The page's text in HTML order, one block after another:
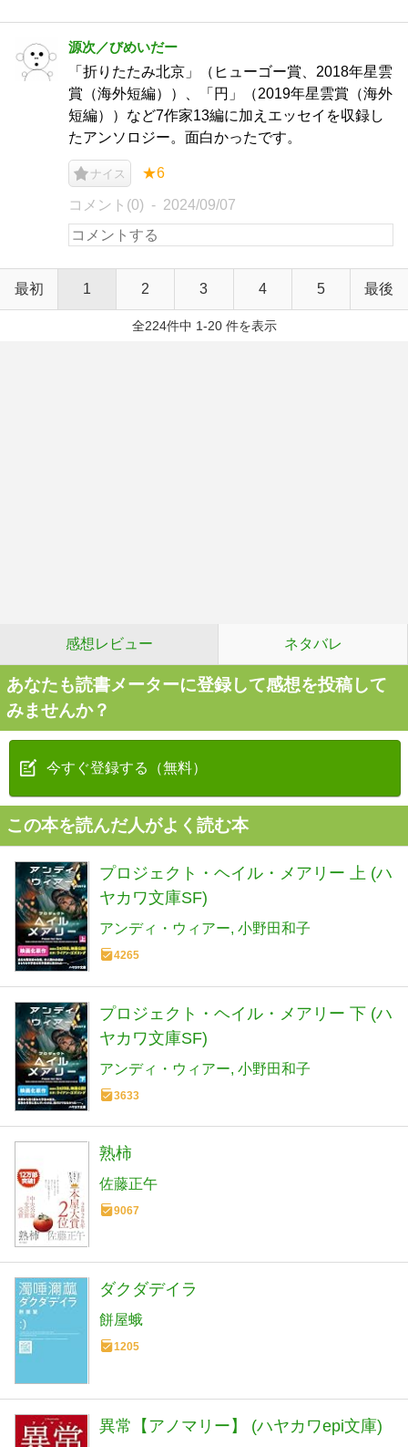
源次／びめいだー
「折りたたみ北京」（ヒューゴー賞、2018年星雲
賞（海外短編））、「円」（2019年星雲賞（海外
短編））など7作家13編に加えエッセイを収録し
たアンソロジー。面白かったです。
ナイス ★6
コメント(0) 2024/09/07
最初 1 2 3 4 5 最後
全224件中 1-20 件を表示
感想レビュー ネタバレ
あなたも読書メーターに登録して感想を投稿して
みませんか？
今すぐ登録する（無料）
この本を読んだ人がよく読む本
プロジェクト・ヘイル・メアリー 上 (ハ
ヤカワ文庫SF)
アンディ・ウィアー 小野田和子
4265
プロジェクト・ヘイル・メアリー 下 (ハ
ヤカワ文庫SF)
アンディ・ウィアー 小野田和子
3633
熟柿
佐藤正午
9067
ダクダデイラ
餅屋蛾
1205
異常【アノマリー】 (ハヤカワepi文庫)